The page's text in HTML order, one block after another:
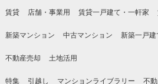
賃貸 店舗・事業用 賃貸一戸建て・一軒家
新築マンション 中古マンション 新築一戸建
不動産売却 土地活用
特集 引越し マンションライブラリー 不